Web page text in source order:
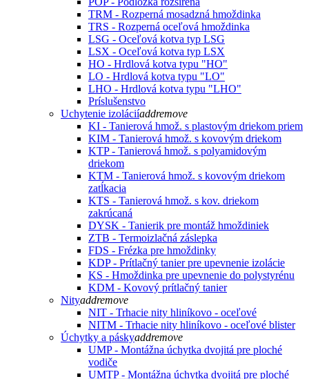
TRM - Rozperná mosadzná hmoždinka
TRS - Rozperná oceľová hmoždinka
LSG - Oceľová kotva typ LSG
LSX - Oceľová kotva typ LSX
HO - Hrdlová kotva typu "HO"
LO - Hrdlová kotva typu "LO"
LHO - Hrdlová kotva typu "LHO"
Príslušenstvo
Uchytenie izoláciíaddremove
KI - Tanierová hmož. s plastovým driekom priem
KIM - Tanierová hmož. s kovovým driekom
KTP - Tanierová hmož. s polyamidovým
driekom
KTM - Tanierová hmož. s kovovým driekom
zatĺkacia
KTS - Tanierová hmož. s kov. driekom
zakrúcaná
DYSK - Tanierik pre montáž hmoždiniek
ZTB - Termoizlačná záslepka
FDS - Frézka pre hmoždinky
KDP - Prítlačný tanier pre upevnenie izolácie
KS - Hmoždinka pre upevnenie do polystyrénu
KDM - Kovový prítlačný tanier
Nityaddremove
NIT - Trhacie nity hliníkovo - oceľové
NITM - Trhacie nity hliníkovo - oceľové blister
Úchytky a páskyaddremove
UMP - Montážna úchytka dvojitá pre ploché
vodiče
UMTP - Montážna úchytka dvojitá pre ploché